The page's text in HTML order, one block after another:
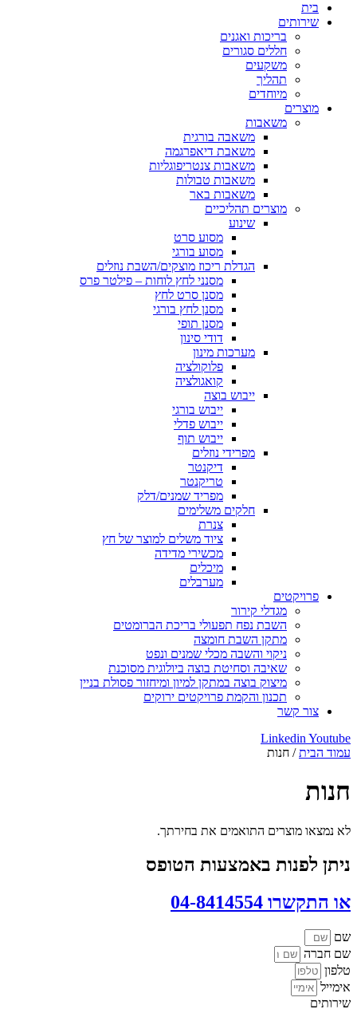
בית
שירותים
בריכות ואגנים
חללים סגורים
משקעים
תהליך
מיוחדים
מוצרים
משאבות
משאבה בורגית
משאבת דיאפרגמה
משאבות צנטריפוגליות
משאבות טבולות
משאבות באר
מוצרים תהליכיים
שינוע
מסוע סרט
מסוע בורגי
הגדלת ריכוז מוצקים/השבת נוזלים
מסנני לחץ לוחות – פילטר פרס
מסנן סרט לחץ
מסנן לחץ בורגי
מסנן תופי
דודי סינון
מערכות מינון
פלוקולציה
קואגולציה
ייבוש בוצה
ייבוש בורגי
ייבוש פדלי
ייבוש תוף
מפרידי נוזלים
דיקנטר
טריקנטר
מפריד שמנים/דלק
חלקים משלימים
צנרת
ציוד משלים למוצר של חץ
מכשירי מדידה
מיכלים
מערבלים
פרויקטים
מגדלי קירור
השבת נפח תפעולי בריכת הברומטים
מתקן השבת חומצה
ניקוי והשבה מכלי שמנים ונפט
שאיבה וסחיטת בוצה ביולוגית מסוכנת
מיצוק בוצה במתקן למיון ומיחזור פסולת בניין
תכנון והקמת פרויקטים ירוקים
צור קשר
Linkedin Youtube
עמוד הבית/ חנות
חנות
לא נמצאו מוצרים התואמים את בחירתך.
ניתן לפנות באמצעות הטופס
או התקשרו 04-8414554
שם
שם חברה
טלפון
אימייל
שירותים